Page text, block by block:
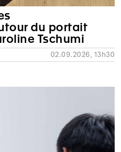
du portait
Tschumi
02.09.2026, 13h30